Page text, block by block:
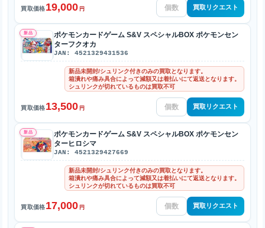
買取価格19,000 円 買取リクエスト
新品
ポケモンカードゲーム S&V スペシャルBOX ポケモンセン
ターフクオカ
JAN: 4521329431536
新品未開封/シュリンク付きのみの買取となります。
箱潰れや痛み具合によって減額又は着払いにて返送となります。
シュリンクが切れているものは買取不可
買取価格13,500 円 買取リクエスト
新品
ポケモンカードゲーム S&V スペシャルBOX ポケモンセン
ターヒロシマ
JAN: 4521329427669
新品未開封/シュリンク付きのみの買取となります。
箱潰れや痛み具合によって減額又は着払いにて返送となります。
シュリンクが切れているものは買取不可
買取価格17,000 円 買取リクエスト